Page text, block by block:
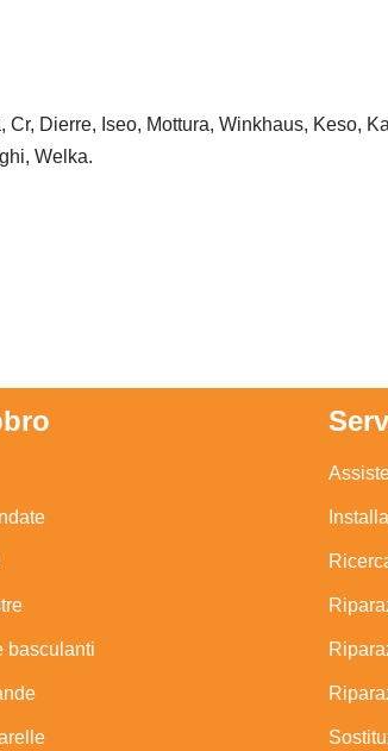
Cr, Dierre, Iseo, Mottura, Winkhaus, Keso,
Welka.
basculanti